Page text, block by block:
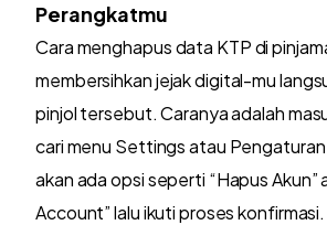
Perangkatmu
Cara menghapus data KTP di
membersihkan jejak digital-mu
pinjol tersebut. Caranya adalah
cari menu Settings atau
akan ada opsi seperti “Hapus Akun”
Account” lalu ikuti proses konfirmasi.